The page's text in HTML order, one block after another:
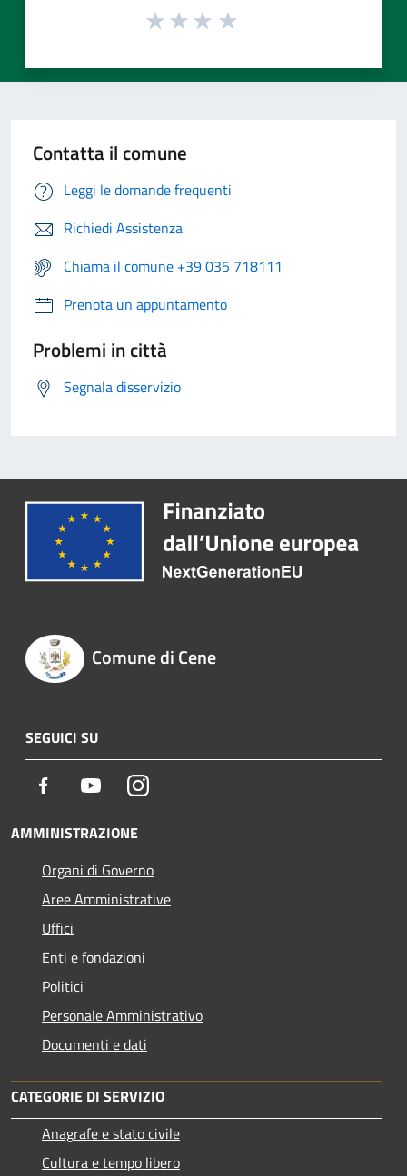
Contatta il comune
Leggi le domande frequenti
Richiedi Assistenza
Chiama il comune +39 035 718111
Prenota un appuntamento
Problemi in città
Segnala disservizio
Comune di Cene
SEGUICI SU
Facebook YoutubeInstagram
AMMINISTRAZIONE
Organi di Governo
Aree Amministrative
Uffici
Enti e fondazioni
Politici
Personale Amministrativo
Documenti e dati
CATEGORIE DI SERVIZIO
Anagrafe e stato civile
Cultura e tempo libero